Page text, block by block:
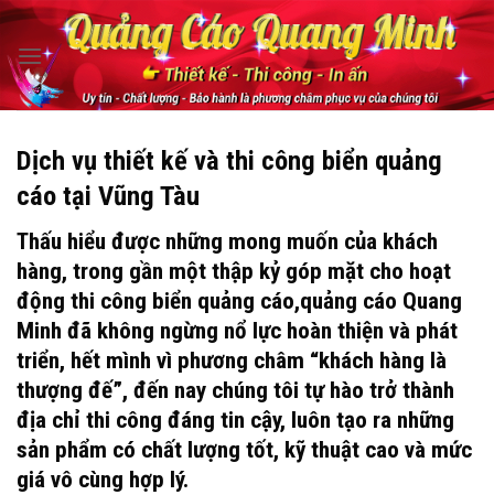
Skip
content
Dịch vụ thiết kế và thi công biển quảng
cáo tại Vũng Tàu
Thấu hiểu được những mong muốn của khách
hàng, trong gần một thập kỷ góp mặt cho hoạt
động thi công biển quảng cáo,quảng cáo Quang
Minh đã không ngừng nổ lực hoàn thiện và phát
triển, hết mình vì phương châm “khách hàng là
thượng đế”, đến nay chúng tôi tự hào trở thành
địa chỉ thi công đáng tin cậy, luôn tạo ra những
sản phẩm có chất lượng tốt, kỹ thuật cao và mức
giá vô cùng hợp lý.